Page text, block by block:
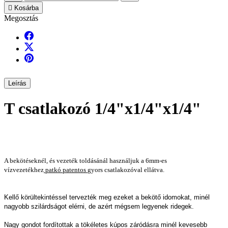
 Kosárba
Megosztás
Leírás
T csatlakozó 1/4"x1/4"x1/4"
A bekötéseknél, és vezeték toldásánál használjuk a 6mm-es
vízvezetékhez patkó patentos gyors csatlakozóval ellátva.
Kellő körültekintéssel tervezték meg ezeket a bekötő idomokat, minél
nagyobb szilárdságot elérni, de azért mégsem legyenek ridegek.
Nagy gondot fordítottak a tökéletes kúpos záródásra minél kevesebb